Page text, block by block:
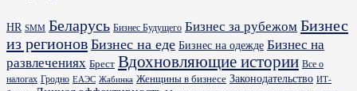
HR SMM Беларусь Бизнес Будущего Бизнес за рубежом Бизнес
из регионов Бизнес на еде Бизнес на одежде Бизнес на
развлечениях Брест Вдохновляющие истории Все о
налогах Гродно ЕАЭС Жабинка Женщины в бизнесе Законодательство ИТ-